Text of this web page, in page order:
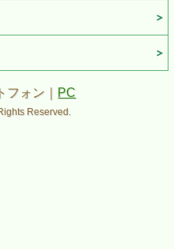
フォン｜ PC
Reserved.